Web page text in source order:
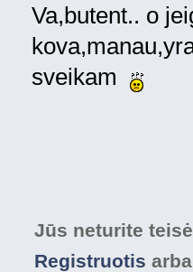
Va,butent.. o
sveikam
Jūs neturite
Registruotis